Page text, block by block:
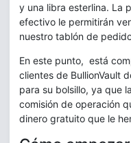
y una libra esterlina. La
efectivo le permitirán
nuestro tablón de
En este punto, está
clientes de BullionVault
para su bolsillo, ya que
comisión de operación
dinero gratuito que le